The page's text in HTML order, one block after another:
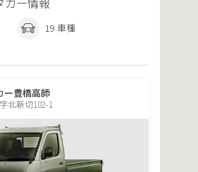
19 車種
ー豊橋高師
北新切102-1